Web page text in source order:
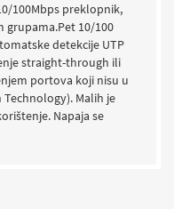
100Mbps preklopnik,
grupama.Pet 10/100
detekcije UTP
straight-through ili
portova koji nisu u
Malih je
Napaja se